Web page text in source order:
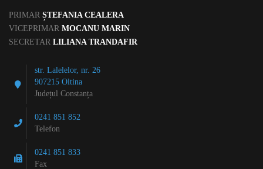
PRIMAR ȘTEFANIA CEALERA
VICEPRIMAR MOCANU MARIN
SECRETAR LILIANA TRANDAFIR
str. Lalelelor, nr. 26
907215 Oltina
Județul Constanța
0241 851 852
Telefon
0241 851 833
Fax